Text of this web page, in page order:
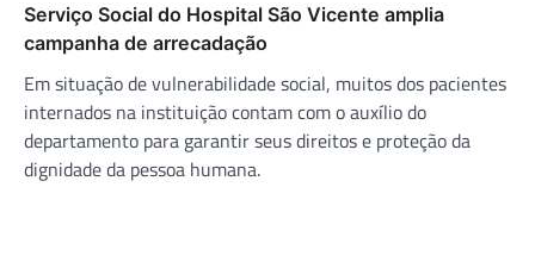
Serviço Social do Hospital São Vicente amplia
campanha de arrecadação
Em situação de vulnerabilidade social, muitos dos pacientes
internados na instituição contam com o auxílio do
departamento para garantir seus direitos e proteção da
dignidade da pessoa humana.